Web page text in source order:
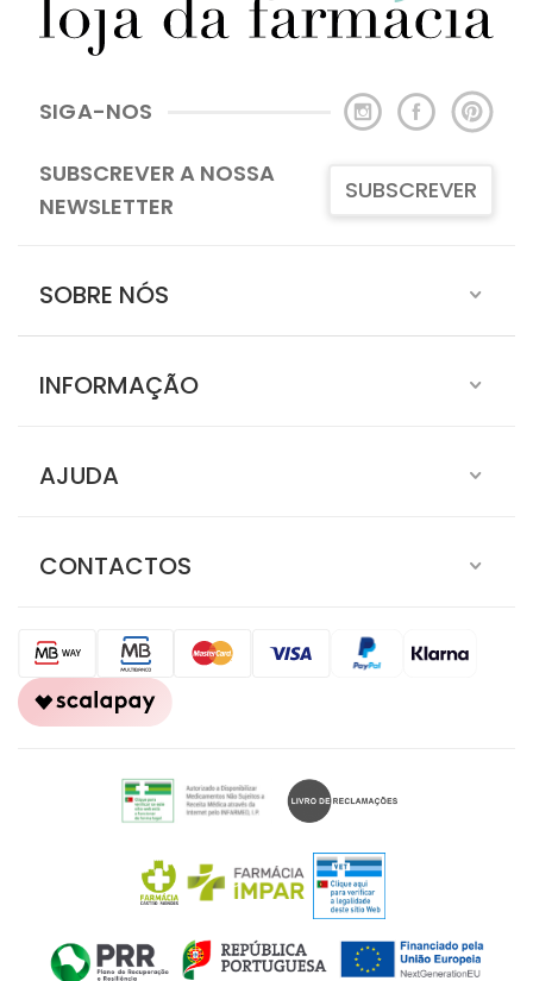
SIGA-NOS
SUBSCREVER A NOSSA
NEWSLETTER
SUBSCREVER
SOBRE NÓS
INFORMAÇÃO
AJUDA
CONTACTOS